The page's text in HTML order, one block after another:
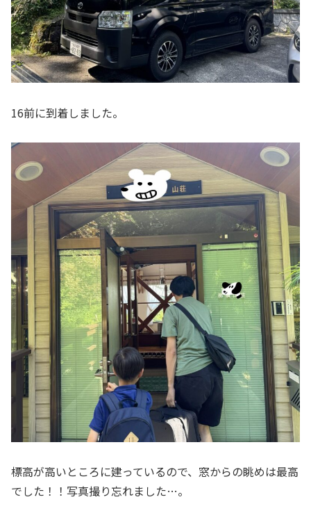
16前に到着しました。
標高が高いところに建っているので、窓からの眺めは最高
でした！！写真撮り忘れました…。